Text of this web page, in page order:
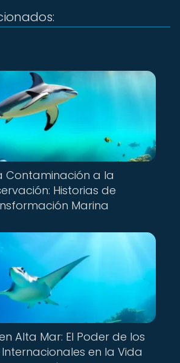
Contaminación a la
Historias de
Marina
Alta Mar: El Poder de los
en la Vida